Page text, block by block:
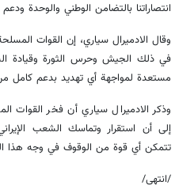
انتصاراتنا بالتضامن الوطني والوحدة
وقال الادميرال سياري، إن القوات
في ذلك الجيش وحرس الثورة وقيادة
مستعدة لمواجهة أي تهديد بدعم كامل
وذكر الادميرال سياري أن فخر القوات
إلى أن استقرار وتماسك الشعب
تتمكن أي قوة من الوقوف في وجه هذا
/انتهى/